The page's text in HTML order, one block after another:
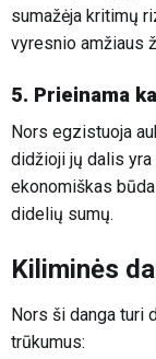
sumažėja kritimų
vyresnio amžiaus
5. Prieinama
Nors egzistuoja
didžioji jų dalis yra
ekonomiškas
didelių sumų.
Kiliminės
Nors ši danga turi
trūkumus: